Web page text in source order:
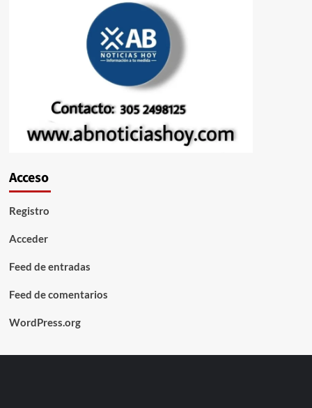
Acceso
Registro
Acceder
Feed de entradas
Feed de comentarios
WordPress.org